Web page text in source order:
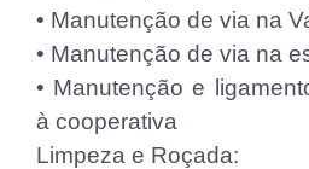
• Manutenção de via na
• Manutenção de via na
• Manutenção e
à cooperativa
Limpeza e Roçada: